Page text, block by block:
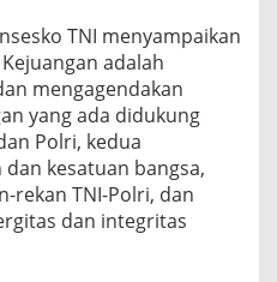
TNI menyampaikan
adalah
mengagendakan
yang ada didukung
Polri, kedua
kesatuan bangsa,
rekan TNI-Polri, dan
dan integritas